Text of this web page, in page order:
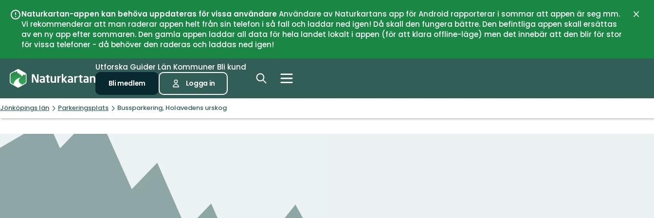
Naturkartan-appen kan behöva uppdateras för vissa användareAnvändare av Naturkartans app för Android rapporterar i sommar att appen är seg mm.
Vi rekommenderar att man raderar appen helt från sin telefon i så fall och laddar ned igen! Då skall den fungera bättre. Den befintliga appen skall ersättas
av en ny app efter sommaren. Den gamla appen laddar all data för hela landet lokalt i appen (för att klara offline-läge) men det innebär att den blir för stor
för vissa telefoner - då behöver den raderas och laddas ned igen!
Utforska Guider Län Kommuner Bli kund
Bli medlem Logga in
Jönköpings län Parkeringsplats Bussparkering, Holavedens urskog